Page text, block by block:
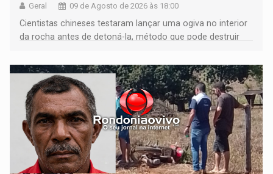
Geral 09 de Agosto de 2026 às 18:00
Cientistas chineses testaram lançar uma ogiva no interior
da rocha antes de detoná-la, método que pode destruir